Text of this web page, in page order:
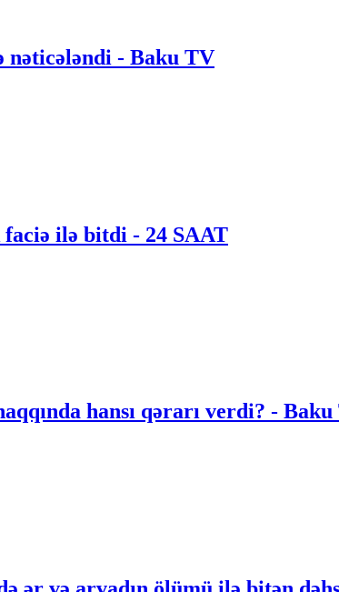
nəticələndi - Baku TV
ilə bitdi - 24 SAAT
hansı qərarı verdi? -